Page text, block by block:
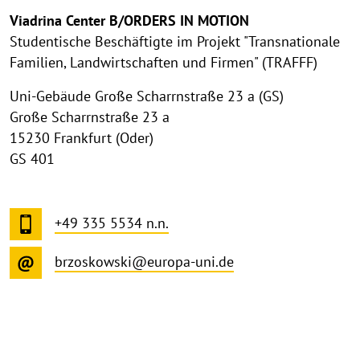
Viadrina Center B/ORDERS IN MOTION
Studentische Beschäftigte im Projekt "Transnationale
Familien, Landwirtschaften und Firmen" (TRAFFF)
Uni-Gebäude Große Scharrnstraße 23 a (GS)
Große Scharrnstraße 23 a
15230 Frankfurt (Oder)
GS 401
+49 335 5534 n.n.
brzoskowski@europa-uni.de